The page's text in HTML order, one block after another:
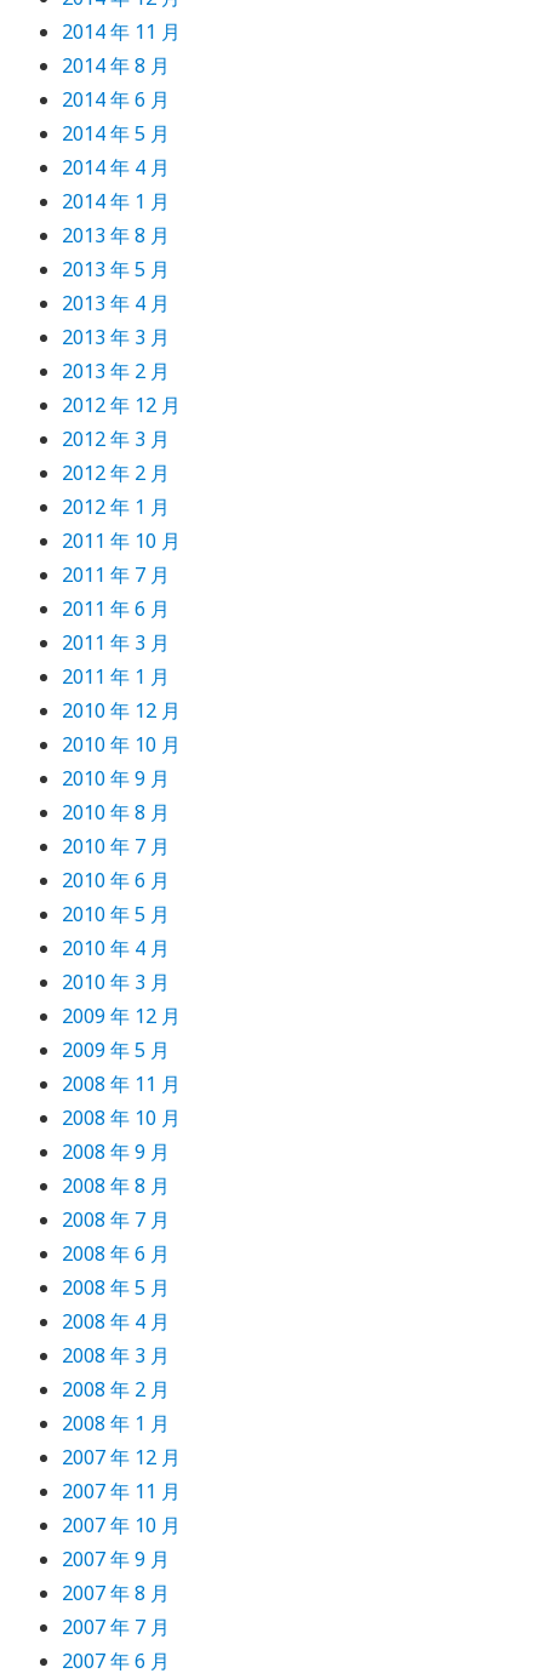
2014 年 11 月
2014 年 8 月
2014 年 6 月
2014 年 5 月
2014 年 4 月
2014 年 1 月
2013 年 8 月
2013 年 5 月
2013 年 4 月
2013 年 3 月
2013 年 2 月
2012 年 12 月
2012 年 3 月
2012 年 2 月
2012 年 1 月
2011 年 10 月
2011 年 7 月
2011 年 6 月
2011 年 3 月
2011 年 1 月
2010 年 12 月
2010 年 10 月
2010 年 9 月
2010 年 8 月
2010 年 7 月
2010 年 6 月
2010 年 5 月
2010 年 4 月
2010 年 3 月
2009 年 12 月
2009 年 5 月
2008 年 11 月
2008 年 10 月
2008 年 9 月
2008 年 8 月
2008 年 7 月
2008 年 6 月
2008 年 5 月
2008 年 4 月
2008 年 3 月
2008 年 2 月
2008 年 1 月
2007 年 12 月
2007 年 11 月
2007 年 10 月
2007 年 9 月
2007 年 8 月
2007 年 7 月
2007 年 6 月